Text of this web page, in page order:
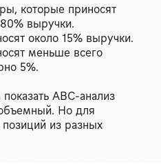
которые приносят
выручки.
около 15% выручки.
меньше всего
5%.
ABC-анализ
Но для
из разных